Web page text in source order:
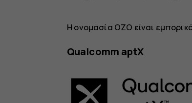
Η ονομασία OZO είναι
Qualcomm aptX